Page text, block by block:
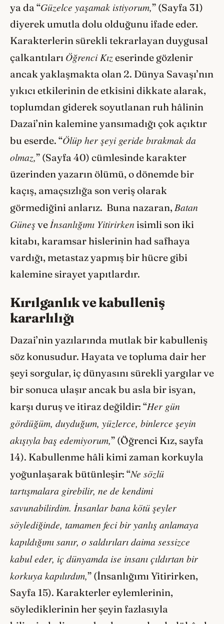
ya da “Güzelce yaşamak istiyorum,” (Sayfa 31)
diyerek umutla dolu olduğunu ifade eder.
Karakterlerin sürekli tekrarlayan duygusal
çalkantıları Öğrenci Kızeserinde gözlenir
ancak yaklaşmakta olan 2. Dünya Savaşı’nın
yıkıcı etkilerinin de etkisini dikkate alarak,
toplumdan giderek soyutlanan ruh hâlinin
Dazai’nin kalemine yansımadığı çok açıktır
bu eserde. “Ölüp her şeyi geride bırakmak da
olmaz,” (Sayfa 40) cümlesinde karakter
üzerinden yazarın ölümü, o dönemde bir
kaçış, amaçsızlığa son veriş olarak
görmediğini anlarız. Buna nazaran, Batan
Güneş ve İnsanlığımı Yitirirken isimli son iki
kitabı, karamsar hislerinin had safhaya
vardığı, metastaz yapmış bir hücre gibi
kalemine sirayet yapıtlardır.
Kırılganlık ve kabulleniş
kararlılığı
Dazai’nin yazılarında mutlak bir kabulleniş
söz konusudur. Hayata ve topluma dair her
şeyi sorgular, iç dünyasını sürekli yargılar ve
bir sonuca ulaşır ancak bu asla bir isyan,
karşı duruş ve itiraz değildir: “Her gün
gördüğüm, duyduğum, yüzlerce, binlerce şeyin
akışıyla baş edemiyorum,” (Öğrenci Kız, sayfa
14). Kabullenme hâli kimi zaman korkuyla
yoğunlaşarak bütünleşir: “Ne sözlü
tartışmalara girebilir, ne de kendimi
savunabilirdim. İnsanlar bana kötü şeyler
söylediğinde, tamamen feci bir yanlış anlamaya
kapıldığımı sanır, o saldırıları daima sessizce
kabul eder, iç dünyamda ise insanı çıldırtan bir
korkuya kapılırdım,” (İnsanlığımı Yitirirken,
Sayfa 15). Karakterler eylemlerinin,
söylediklerinin her şeyin fazlasıyla